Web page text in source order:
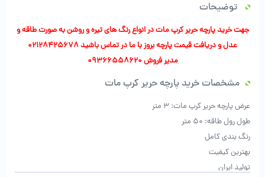
توضیحات
جهتخرید پارچهحریر کرپ مات در انواع رنگ های تیره و روشن به صورت طاقه و
عدل و دریافت قیمت پارچه بروز با ما در تماس باشید02128425678
مدیر فروش 09366558620
مشخصات خرید پارچه حریر کرپ مات
عرض پارچه حریر کرپ مات: 3 متر
طول رول طاقه: 50 متر
رنگ بندی کامل
بهترین کیفیت
تولید ایران